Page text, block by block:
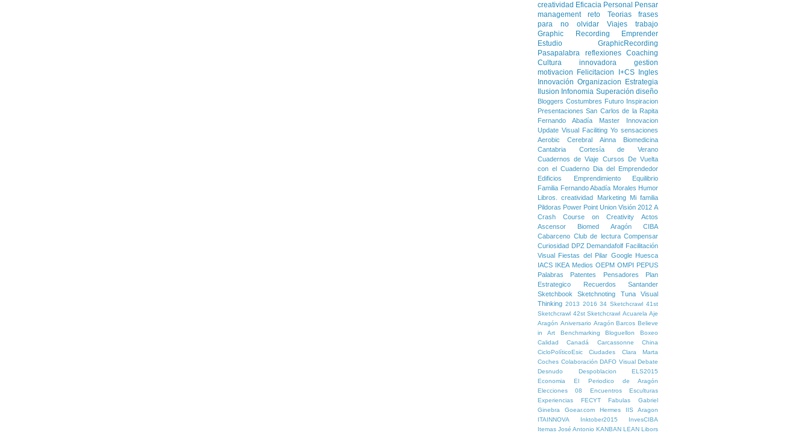
creatividad Eficacia Personal Pensar
management
reto Teorias
frases
para no olvidar
Viajes
trabajo
Graphic Recording
Emprender
Estudio
GraphicRecording
Pasapalabra
reflexiones
Coaching
Cultura innovadora
gestion
motivacion
Felicitacion I+CS
Ingles
Innovación Organizacion
Estrategia
Ilusion Infonomia Superación diseño
Bloggers Costumbres Futuro Inspiracion
Presentaciones San Carlos de la Rapita
Fernando Abadía
Master Innovacion
Update Visual Faciliting Yo sensaciones
Aerobic Cerebral
Ainna
Biomedicina
Cantabria
Cortesía de Verano
Cuadernos de Viaje Cursos
De Vuelta
con el Cuaderno Dia del Emprendedor
Edificios
Emprendimiento
Equilibrio
Familia Fernando Abadía Morales Humor
Libros. creatividad
Marketing
Mi familia
Pildoras Power Point Union Visión 2012 A
Crash Course on Creativity
Actos
Ascensor
Biomed Aragón
CIBA
Cabarceno Club de lectura Compensar
Curiosidad DPZ Demandafolf Facilitación
Visual Fiestas del Pilar Google Huesca
IACS IKEA Medios OEPM OMPI PEPUS
Palabras
Patentes Pensadores
Plan
Estrategico
Recuerdos
Santander
Sketchbook
Sketchnoting Tuna
Visual
Thinking 2013 2016 34 Sketchcrawl 41st
Sketchcrawl 42st Sketchcrawl Acuarela Aje
Aragón Aniversario Aragón Barcos Believe
in Art
Benchmarking Bloguellon
Boxeo
Calidad
Canadá Carcassonne
China
CicloPolíticoEsic
Ciudades
Clara Marta
Coches Colaboración DAFO Visual Debate
Desnudo
Despoblacion
ELS2015
Economia
El Periodico de Aragón
Elecciones 08
Encuentros
Esculturas
Experiencias
FECYT Fabulas
Gabriel
Ginebra
Goear.com Hermes
IIS Aragon
ITAINNOVA
Inktober2015
InvesCIBA
Itemas José Antonio KANBAN LEAN Libors